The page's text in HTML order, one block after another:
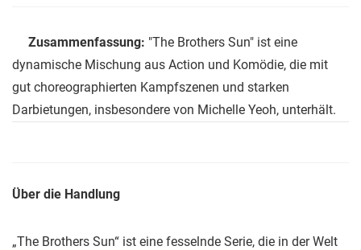
Zusammenfassung: "The Brothers Sun" ist eine
dynamische Mischung aus Action und Komödie, die mit
gut choreographierten Kampfszenen und starken
Darbietungen, insbesondere von Michelle Yeoh, unterhält.
Über die Handlung
„The Brothers Sun“ ist eine fesselnde Serie, die in der Welt